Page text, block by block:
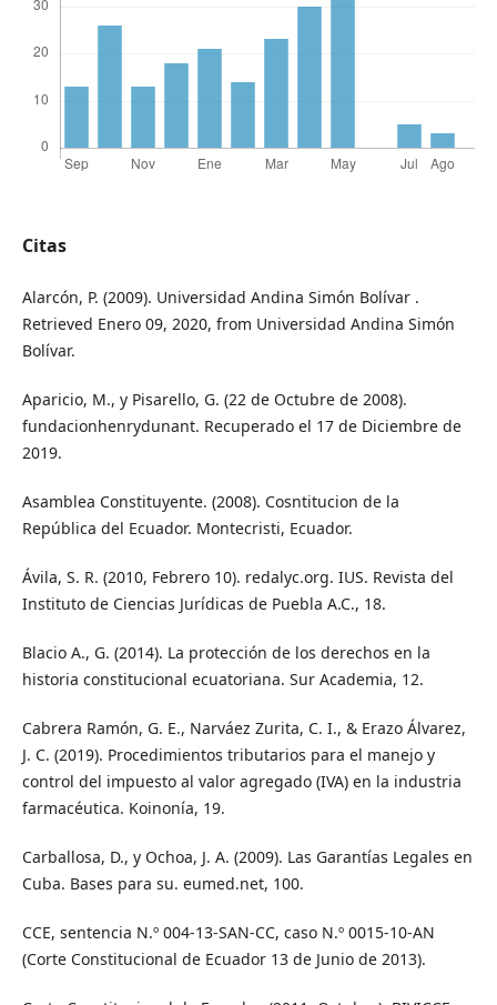
Citas
Alarcón, P. (2009). Universidad Andina Simón Bolívar .
Retrieved Enero 09, 2020, from Universidad Andina Simón
Bolívar.
Aparicio, M., y Pisarello, G. (22 de Octubre de 2008).
fundacionhenrydunant. Recuperado el 17 de Diciembre de
2019.
Asamblea Constituyente. (2008). Cosntitucion de la
República del Ecuador. Montecristi, Ecuador.
Ávila, S. R. (2010, Febrero 10). redalyc.org. IUS. Revista del
Instituto de Ciencias Jurídicas de Puebla A.C., 18.
Blacio A., G. (2014). La protección de los derechos en la
historia constitucional ecuatoriana. Sur Academia, 12.
Cabrera Ramón, G. E., Narváez Zurita, C. I., & Erazo Álvarez,
J. C. (2019). Procedimientos tributarios para el manejo y
control del impuesto al valor agregado (IVA) en la industria
farmacéutica. Koinonía, 19.
Carballosa, D., y Ochoa, J. A. (2009). Las Garantías Legales en
Cuba. Bases para su. eumed.net, 100.
CCE, sentencia N.º 004-13-SAN-CC, caso N.º 0015-10-AN
(Corte Constitucional de Ecuador 13 de Junio de 2013).